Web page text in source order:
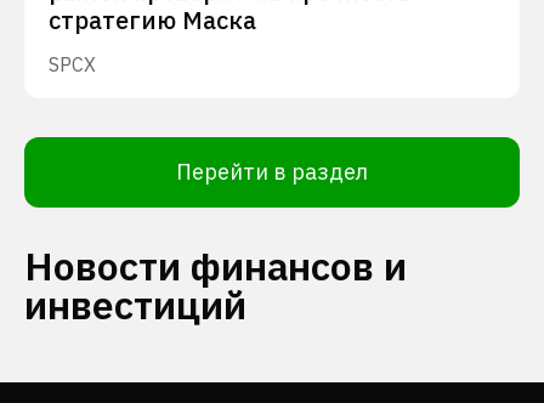
стратегию Маска
SPCX
Перейти в раздел
Новости финансов и
инвестиций